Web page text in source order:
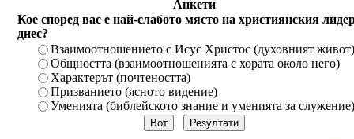
Анкети
Кое според вас е най-слабото място на християнския
днес?
Взаимоотношението с Исус Христос (духовният живот)
Общността (взаимоотношенията с хората около него)
Характерът (почтеността)
Призванието (ясното видение)
Уменията (библейското знание и уменията за служение)